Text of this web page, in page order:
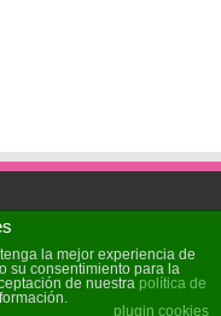
bySochicat
Reserved
la mejor experiencia de
su consentimiento para la
de nuestra política de
plugin cookies